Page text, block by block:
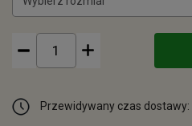
Przewidywany czas dostawy: